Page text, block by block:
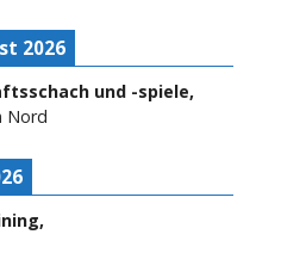
2026
und -spiele,
Nord
,